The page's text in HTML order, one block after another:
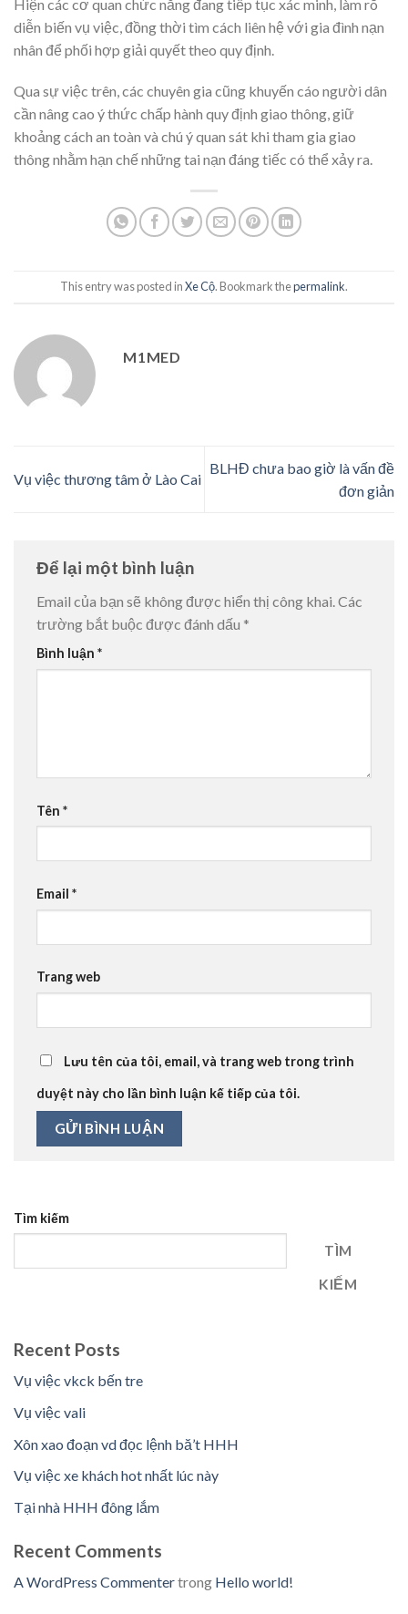
Hiện các cơ quan chức năng đang tiếp tục xác minh, làm rõ
diễn biến vụ việc, đồng thời tìm cách liên hệ với gia đình nạn
nhân để phối hợp giải quyết theo quy định.
Qua sự việc trên, các chuyên gia cũng khuyến cáo người dân
cần nâng cao ý thức chấp hành quy định giao thông, giữ
khoảng cách an toàn và chú ý quan sát khi tham gia giao
thông nhằm hạn chế những tai nạn đáng tiếc có thể xảy ra.
This entry was posted inXe Cộ. Bookmark thepermalink.
M1MED
Vụ việc thương tâm ở Lào Cai
BLHĐ chưa bao giờ là vấn đề
đơn giản
Để lại một bình luận
Email của bạn sẽ không được hiển thị công khai.Các
trường bắt buộc được đánh dấu *
Bình luận *
Tên *
Email *
Trang web
Lưu tên của tôi, email, và trang web trong trình
duyệt này cho lần bình luận kế tiếp của tôi.
Tìm kiếm
TÌM
KIẾM
Recent Posts
Vụ việc vkck bến tre
Vụ việc vali
Xôn xao đoạn vd đọc lệnh bă’t HHH
Vụ việc xe khách hot nhất lúc này
Tại nhà HHH đông lắm
Recent Comments
A WordPress Commentertrong Hello world!